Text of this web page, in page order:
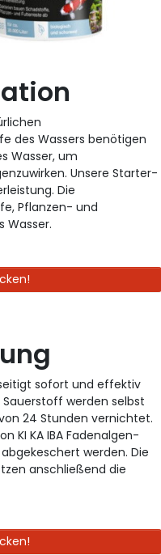
des Wassers benötigen
Wasser, um
Unsere Starter-
Die
Pflanzen- und
Wasser.
sofort und effektiv
werden selbst
24 Stunden vernichtet.
KI KA IBA Fadenalgen-
werden. Die
anschließend die